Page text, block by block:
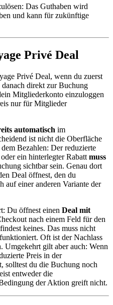
Das Guthaben wird
und kann für zukünftige
Privé Deal
Privé Deal, wenn du zuerst
danach direkt zur Buchung
Mitgliederkonto einzuloggen
nur für Mitglieder
automatisch im
ist nicht die Oberfläche
Bezahlen: Der reduzierte
ein hinterlegter Rabatt muss
sichtbar sein. Genau dort
Deal öffnest, den du
auf einer anderen Variante der
Du öffnest einen Deal mit
nach einem Feld für den
keines. Das muss nicht
Oft ist der Nachlass
Umgekehrt gilt aber auch: Wenn
Preis in der
solltest du die Buchung noch
entweder die
der Aktion greift nicht.